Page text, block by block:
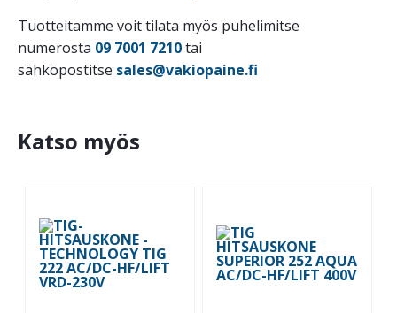
Tuotteitamme voit tilata myös puhelimitse
numerosta 09 7001 7210tai
sähköpostitse sales@vakiopaine.fi
Katso myös